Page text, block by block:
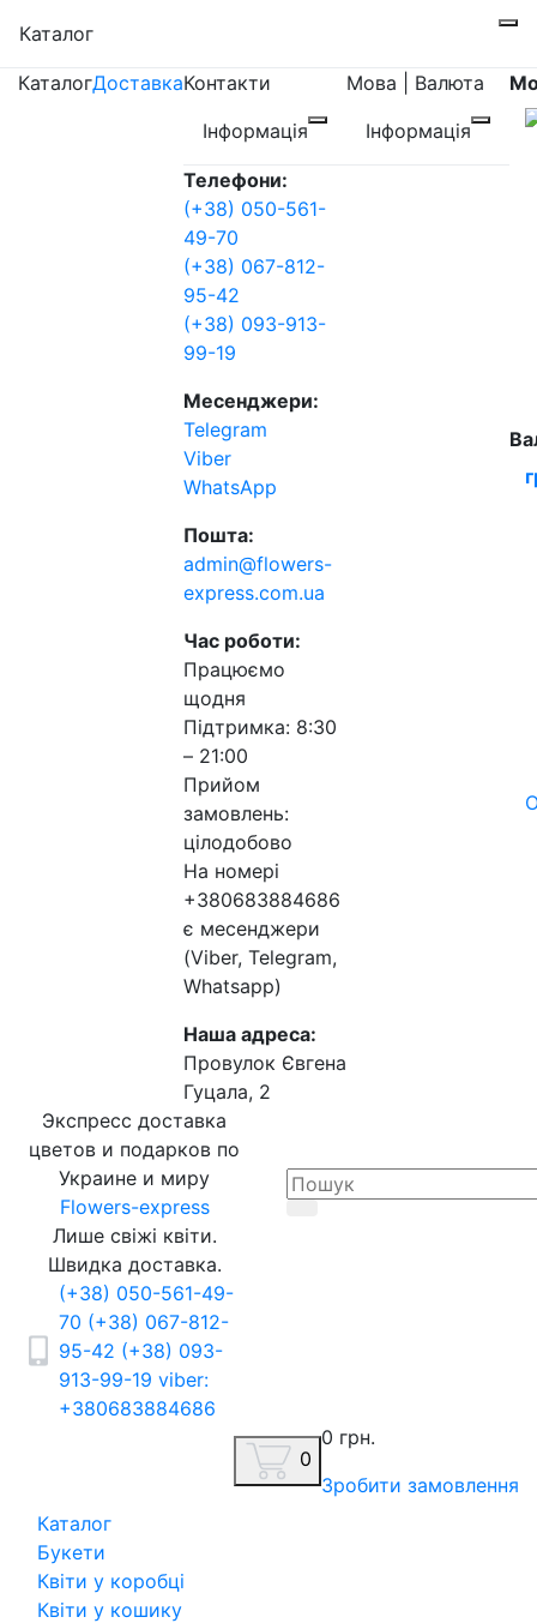
Каталог
КаталогДоставкаКонтакти
Інформація
Телефони:
(+38) 050-561-
49-70
(+38) 067-812-
95-42
(+38) 093-913-
99-19
Месенджери:
Telegram
Viber
WhatsApp
Пошта:
admin@flowers-
express.com.ua
Час роботи:
Працюємо
щодня
Підтримка: 8:30
– 21:00
Прийом
замовлень:
цілодобово
На номері
+380683884686
є месенджери
(Viber, Telegram,
Whatsapp)
Наша адреса:
Провулок Євгена
Гуцала, 2
Мова | Валюта
Інформація
Экспресс доставка
цветов и подарков по
Украине и миру
Flowers-express
Лише свіжі квіти.
Швидка доставка.
(+38) 050-561-49-
70 (+38) 067-812-
95-42 (+38) 093-
913-99-19 viber:
+380683884686
0
0 грн.
Зробити замовлення
Каталог
Букети
Квіти у коробці
Квіти у кошику